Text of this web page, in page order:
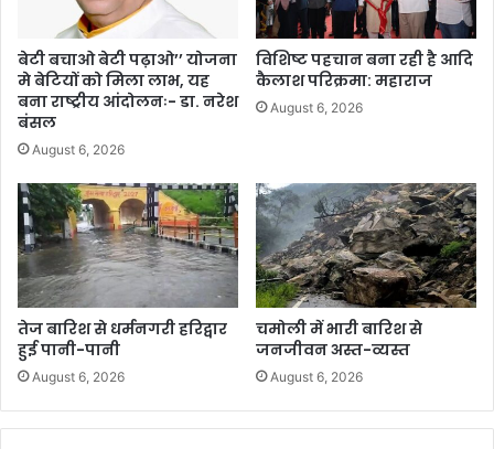
बेटी बचाओ बेटी पढ़ाओ’’ योजना
मे बेटियों को मिला लाभ, यह
बना राष्ट्रीय आंदोलनः- डा. नरेश
बंसल
August 6, 2026
विशिष्ट पहचान बना रही है आदि
कैलाश परिक्रमा: महाराज
August 6, 2026
तेज बारिश से धर्मनगरी हरिद्वार
हुई पानी-पानी
August 6, 2026
चमोली में भारी बारिश से
जनजीवन अस्त-व्यस्त
August 6, 2026